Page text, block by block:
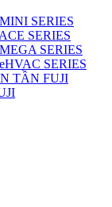
SERIES
SERIES
SERIES
SERIES
TẦN FUJI